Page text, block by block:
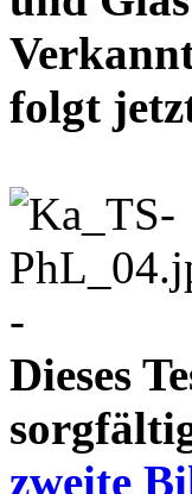
folgt
-
Dieses
zweite